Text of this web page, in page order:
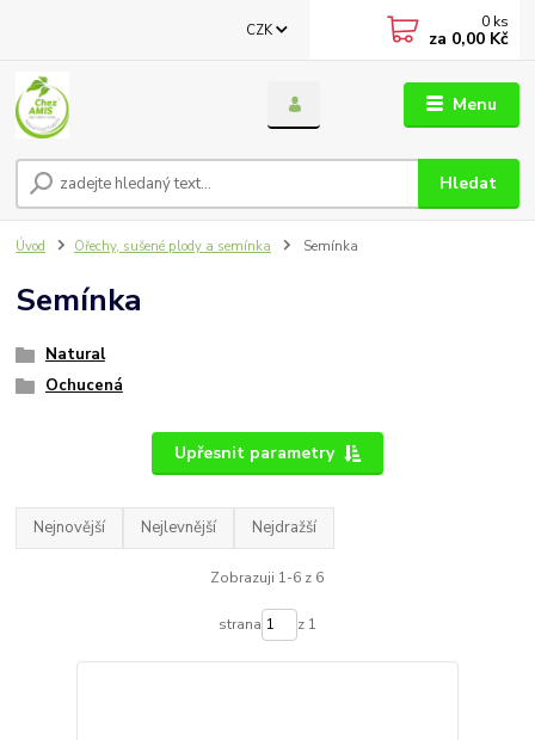
Menu
CZK
Hledat
0 ks
za 0,00 Kč
Úvod Ořechy, sušené plody a semínka Semínka
Semínka
Natural
Ochucená
Upřesnit parametry
Nejnovější Nejlevnější Nejdražší
Zobrazuji 1-6 z 6
strana z 1